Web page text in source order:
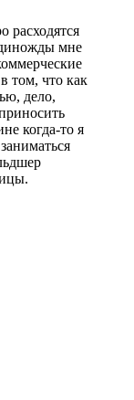
расходятся
мне
том, что как
дело,
когда-то я